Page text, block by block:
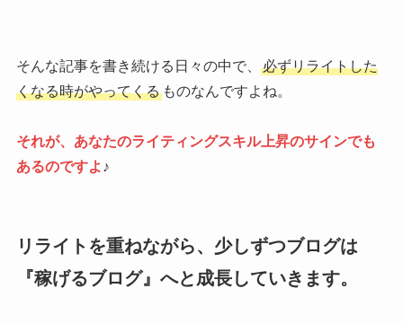
そんな記事を書き続ける日々の中で、
必ずリライトした
くなる時がやってくるものなんですよね。
それが、あなたのライティングスキル上昇のサインでも
あるのですよ♪
リライトを重ねながら、少しずつブログは
『稼げるブログ』へと成長していきます。